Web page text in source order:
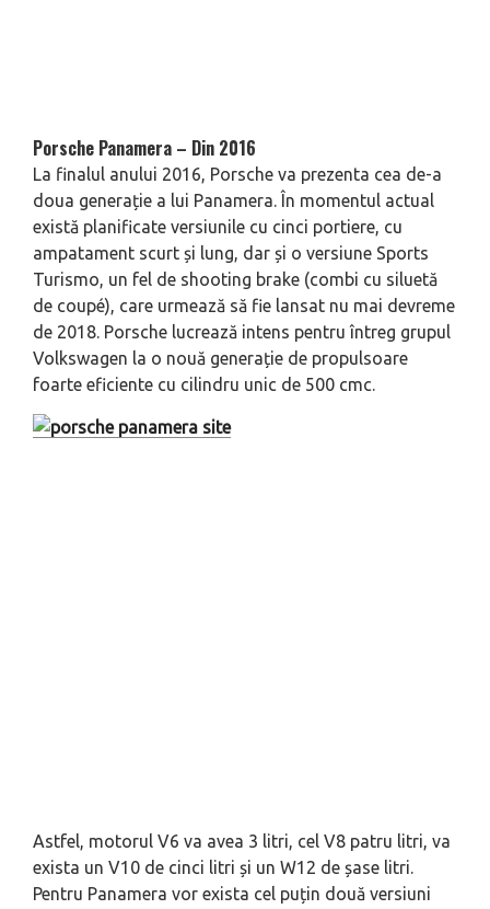
Porsche Panamera – Din 2016
La finalul anului 2016, Porsche va prezenta cea de-a
doua generație a lui Panamera. În momentul actual
există planificate versiunile cu cinci portiere, cu
ampatament scurt și lung, dar și o versiune Sports
Turismo, un fel de shooting brake (combi cu siluetă
de coupé), care urmează să fie lansat nu mai devreme
de 2018. Porsche lucrează intens pentru întreg grupul
Volkswagen la o nouă generație de propulsoare
foarte eficiente cu cilindru unic de 500 cmc.
Astfel, motorul V6 va avea 3 litri, cel V8 patru litri, va
exista un V10 de cinci litri și un W12 de șase litri.
Pentru Panamera vor exista cel puțin două versiuni